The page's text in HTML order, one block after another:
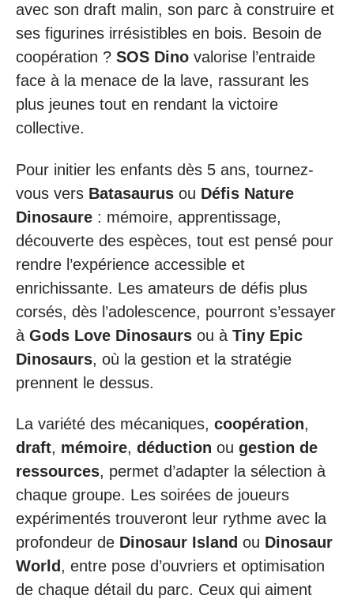
avec son draft malin, son parc à construire et
ses figurines irrésistibles en bois. Besoin de
coopération ? SOS Dino valorise l’entraide
face à la menace de la lave, rassurant les
plus jeunes tout en rendant la victoire
collective.
Pour initier les enfants dès 5 ans, tournez-
vous vers Batasaurus ou Défis Nature
Dinosaure : mémoire, apprentissage,
découverte des espèces, tout est pensé pour
rendre l’expérience accessible et
enrichissante. Les amateurs de défis plus
corsés, dès l’adolescence, pourront s’essayer
à Gods Love Dinosaurs ou à Tiny Epic
Dinosaurs, où la gestion et la stratégie
prennent le dessus.
La variété des mécaniques, coopération,
draft, mémoire, déduction ou gestion de
ressources, permet d’adapter la sélection à
chaque groupe. Les soirées de joueurs
expérimentés trouveront leur rythme avec la
profondeur de Dinosaur Island ou Dinosaur
World , entre pose d’ouvriers et optimisation
de chaque détail du parc. Ceux qui aiment